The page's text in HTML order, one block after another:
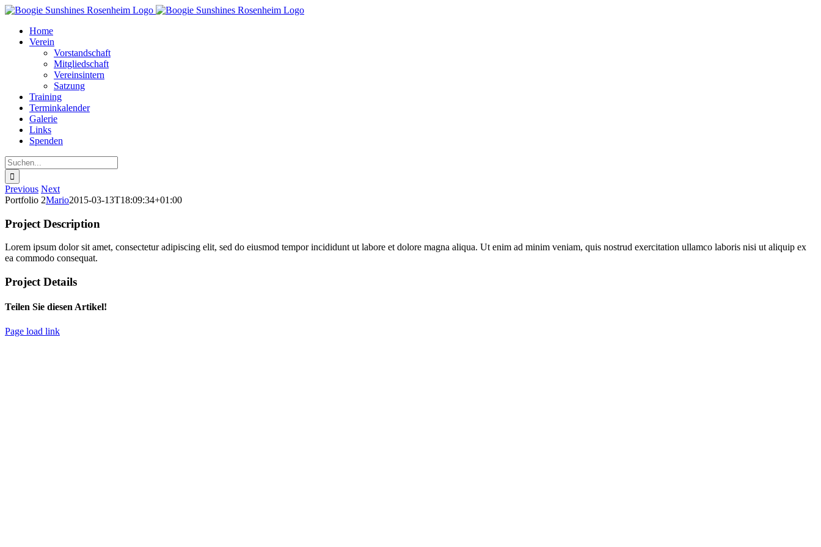
Zum
springenHome
Verein
Vorstandschaft
Mitgliedschaft
Vereinsintern
Satzung
Training
Terminkalender
Galerie
Links
Spenden
Suche
nach:
Previous Next
Portfolio 2Mario2015-03-13T18:09:34+01:00
Project Description
Lorem ipsum dolor sit amet, consectetur adipiscing elit, sed do eiusmod tempor incididunt ut labore et dolore magna aliqua. Ut enim ad minim veniam, quis nostrud exercitation ullamco laboris nisi ut aliquip ex
ea commodo consequat.
Project Details
Teilen Sie diesen Artikel!
Facebook
X
Bluesky
Reddit
LinkedIn
WhatsApp
Telegram
Tumblr
Xing
E-
Copy
Page load link